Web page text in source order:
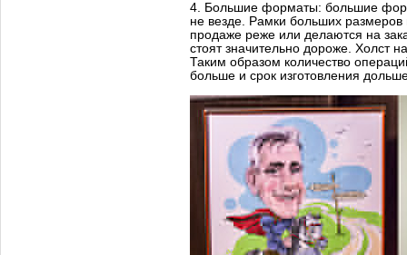
4. Большие форматы: большие
не везде. Рамки больших размеров
продаже реже или делаются на
стоят значительно дороже. Холст
Таким образом количество
больше и срок изготовления